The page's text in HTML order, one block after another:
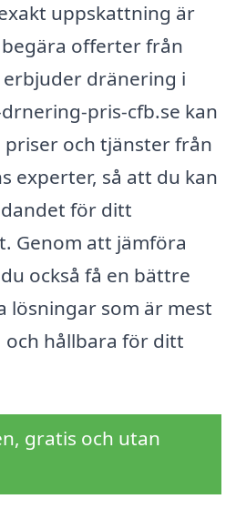
uppskattning är
offerter från
dränering i
drnering-pris-cfb.se kan
och tjänster från
experter, så att du kan
för ditt
Genom att jämföra
också få en bättre
lösningar som är mest
hållbara för ditt
gratis och utan